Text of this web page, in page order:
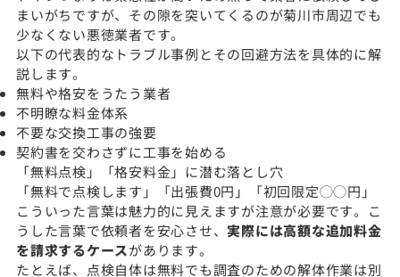
まいがちですが、その隙を突いてくるのが菊川市周辺でも
少なくない悪徳業者です。
以下の代表的なトラブル事例とその回避方法を具体的に解
説します。
無料や格安をうたう業者
不明瞭な料金体系
不要な交換工事の強要
契約書を交わさずに工事を始める
「無料点検」「格安料金」に潜む落とし穴
「無料で点検します」「出張費0円」「初回限定◯◯円」
こういった言葉は魅力的に見えますが注意が必要です。こ
うした言葉で依頼者を安心させ、 実際には高額な追加料金
を請求するケースがあります。
たとえば、点検自体は無料でも調査のための解体作業は別